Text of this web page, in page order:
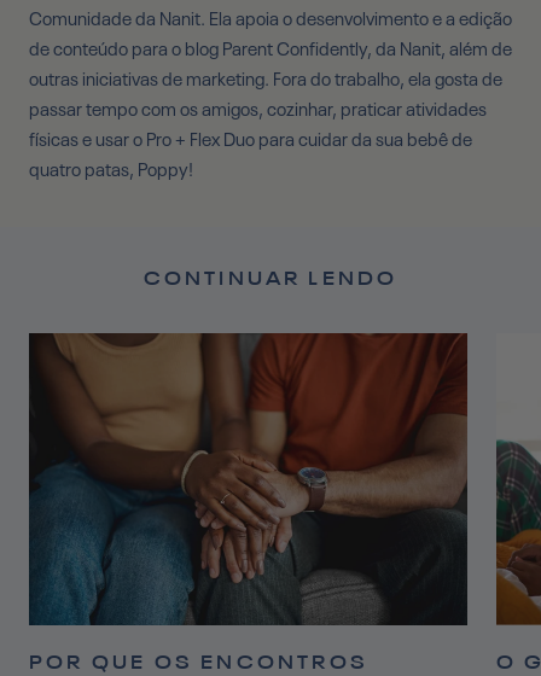
Comunidade da Nanit. Ela apoia o desenvolvimento e a edição
de conteúdo para o blog Parent Confidently, da Nanit, além de
outras iniciativas de marketing. Fora do trabalho, ela gosta de
passar tempo com os amigos, cozinhar, praticar atividades
físicas e usar o Pro + Flex Duo para cuidar da sua bebê de
quatro patas, Poppy!
CONTINUAR LENDO
POR QUE OS ENCONTROS
O